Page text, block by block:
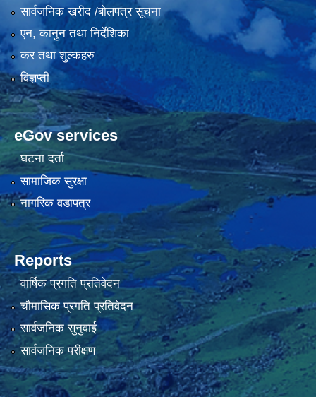
सार्वजनिक खरीद /बोलपत्र सूचना
एन, कानुन तथा निर्देशिका
कर तथा शुल्कहरु
विज्ञप्ती
eGov services
घटना दर्ता
सामाजिक सुरक्षा
नागरिक वडापत्र
Reports
वार्षिक प्रगति प्रतिवेदन
चौमासिक प्रगति प्रतिवेदन
सार्वजनिक सुनुवाई
सार्वजनिक परीक्षण